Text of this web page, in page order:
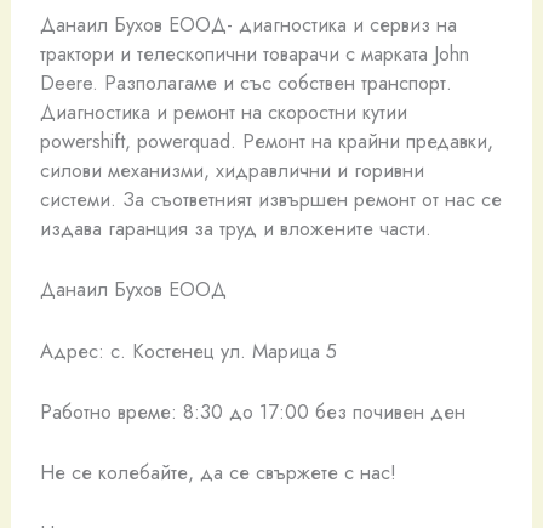
Данаил Бухов ЕООД- диагностика и сервиз на
трактори и телескопични товарачи с марката John
Deere. Разполагаме и със собствен транспорт.
Диагностика и ремонт на скоростни кутии
powershift, powerquad. Ремонт на крайни предавки,
силови механизми, хидравлични и горивни
системи. За съответният извършен ремонт от нас се
издава гаранция за труд и вложените части.
Данаил Бухов ЕООД
Адрес: с. Костенец ул. Марица 5
Работно време: 8:30 до 17:00 без почивен ден
Не се колебайте, да се свържете с нас!